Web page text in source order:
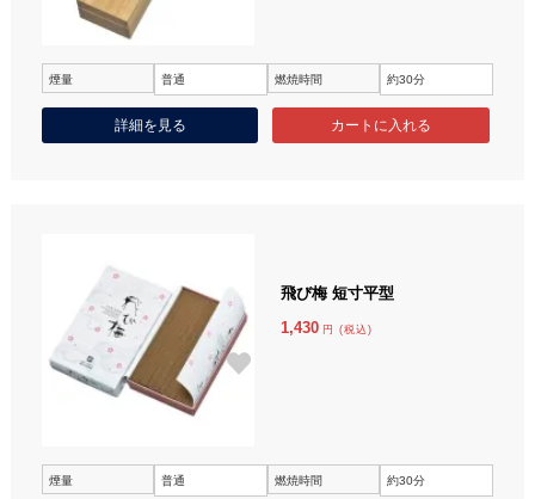
煙量 普通 燃焼時間 約30分
詳細を見る
飛び梅 短寸平型
1,430 円 (税込)
煙量 普通 燃焼時間 約30分